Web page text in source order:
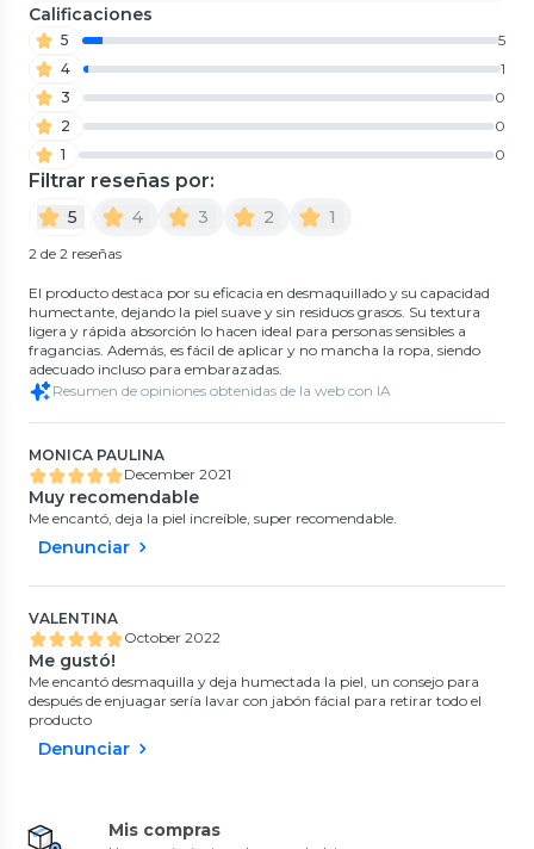
Calificaciones
5
5
4
1
3
0
2
0
1
0
Filtrar reseñas por:
5 4 3 2 1
2 de 2 reseñas
El producto destaca por su eficacia en desmaquillado y su capacidad
humectante, dejando la piel suave y sin residuos grasos. Su textura
ligera y rápida absorción lo hacen ideal para personas sensibles a
fragancias. Además, es fácil de aplicar y no mancha la ropa, siendo
adecuado incluso para embarazadas.
Resumen de opiniones obtenidas de la web con IA
MONICA PAULINA
December 2021
Muy recomendable
Me encantó, deja la piel increíble, super recomendable.
Denunciar
VALENTINA
October 2022
Me gustó!
Me encantó desmaquilla y deja humectada la piel, un consejo para
después de enjuagar sería lavar con jabón fácial para retirar todo el
producto
Denunciar
Mis compras